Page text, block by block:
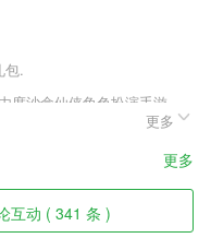
包.
沙盒仙侠角色扮演手游。
的奥义大招完美出击，传统修
九州扶摇录公测版v1.0.1丰
炫时装自由搭配，灵山仙界自
跨服抢BOSS爆神装、自由交
代。
更多
更多
互动 ( 341 条 )